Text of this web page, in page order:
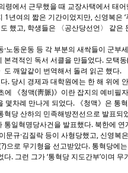
령에서 근무했을 때 교장사택에서 태
년여의 짧은 기간이었지만, 신영복은 ‘
했고, 학생들은 〈공산당선언〉 같은
노동운동 등 각 부분의 새싹들이 군부
격적인 독서 서클을 만들었다. 모택
도 깨알같이 번역해서 돌려 읽곤 했다.
. 당시 경제과 대학원에는 한 해 위에
《청맥(靑脈)》이란 잡지의 예비필자
차례 만나게 되었다. 《청맥》은 통
당 산하의 민족해방전선으로 발표되
일혁명당사건을 발표했다. 북한에 연
규·김질락 등이 사형당했고, 신영복
으로 무기형을 선고받았다. 통혁당에
. 그런 그가 ‘통혁당 지도간부’이며